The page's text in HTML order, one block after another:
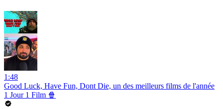
1:48
Good Luck, Have Fun, Dont Die, un des meilleurs films de l'année
1 Jour 1 Film 🍿